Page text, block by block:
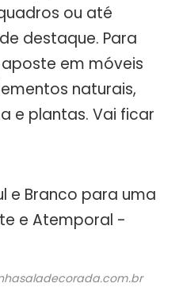
ou até
destaque. Para
em móveis
naturais,
e plantas. Vai ficar